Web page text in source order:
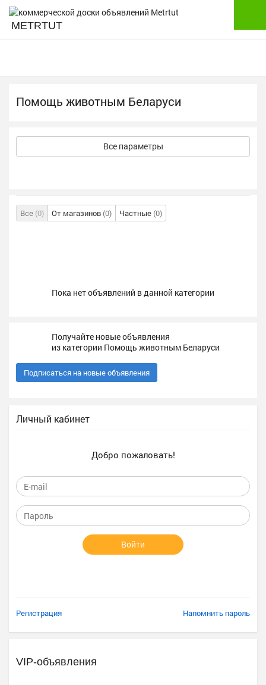
METRTUT
Помощь животным Беларуси
Все параметры
Все (0) От магазинов (0) Частные (0)
Пока нет объявлений в данной категории
Получайте новые объявления
из категории Помощь животным Беларуси
Подписаться на новые объявления
Личный кабинет
Добро пожаловать!
Войти
Регистрация Напомнить пароль
VIP-объявления